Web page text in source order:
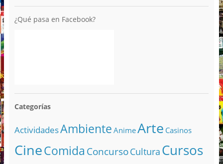
¿Qué pasa en Facebook?
Categorías
ActividadesAmbiente AnimeArte Casinos
CineComida ConcursoCultura Cursos